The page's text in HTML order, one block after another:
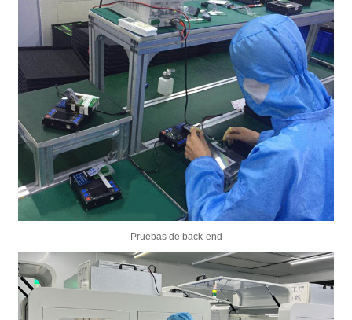
Pruebas de back-end